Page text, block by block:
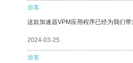
游客
这款加速器VPM应用程序已经为我们带
2024-03-25
游客